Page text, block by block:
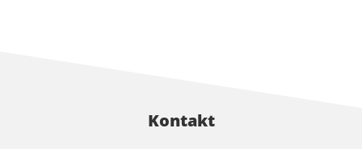
Kontakt